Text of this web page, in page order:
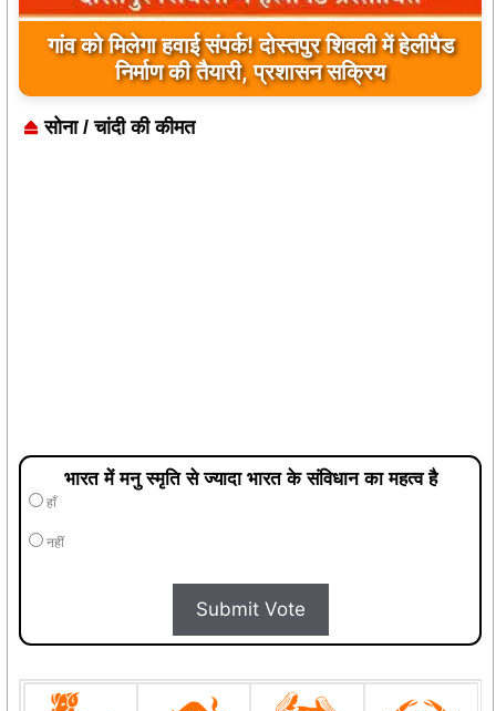
यूपी के बहराइच में बड़ा हादसा, कौड़ियाला नदी में नाव
पलटी, 17 लापता, एक का शव मिला
सोना / चांदी की कीमत
भारत में मनु स्मृति से ज्यादा भारत के संविधान का महत्व है
हाँ
नहीं
Submit Vote